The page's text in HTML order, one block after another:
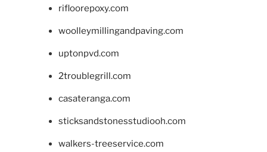
rifloorepoxy.com
woolleymillingandpaving.com
uptonpvd.com
2troublegrill.com
casateranga.com
sticksandstonesstudiooh.com
walkers-treeservice.com